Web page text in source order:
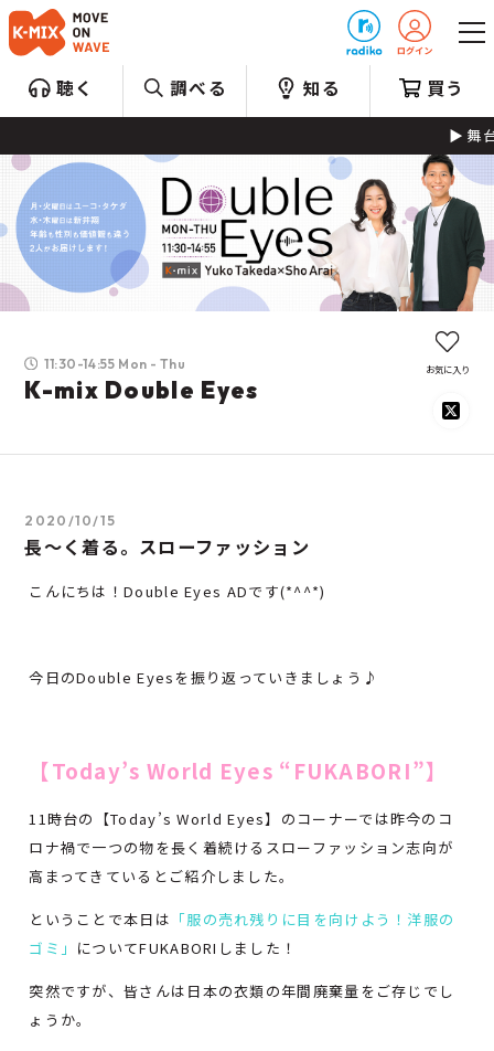
聴く 調べる 知る 買う
舞台
11:30-14:55 Mon - Thu
K-mix Double Eyes
お気に入り
2020/10/15
長～く着る。スローファッション
こんにちは！Double Eyes ADです(*^^*)
今日のDouble Eyesを振り返っていきましょう♪
【Today’s World Eyes “FUKABORI”】
11時台の【Today’s World Eyes】のコーナーでは昨今のコ
ロナ禍で一つの物を長く着続けるスローファッション志向が
高まってきているとご紹介しました。
ということで本日は 「服の売れ残りに目を向けよう！洋服の
ゴミ」 についてFUKABORIしました！
突然ですが、皆さんは日本の衣類の年間廃棄量をご存じでし
ょうか。